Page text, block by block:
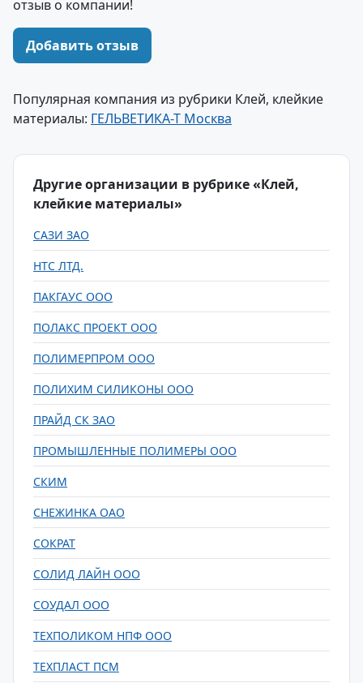
отзыв о компании!
Добавить отзыв
Популярная компания из рубрики Клей, клейкие
материалы: ГЕЛЬВЕТИКА-Т Москва
Другие организации в рубрике «Клей,
клейкие материалы»
САЗИ ЗАО
НТС ЛТД.
ПАКГАУС ООО
ПОЛАКС ПРОЕКТ ООО
ПОЛИМЕРПРОМ ООО
ПОЛИХИМ СИЛИКОНЫ ООО
ПРАЙД СК ЗАО
ПРОМЫШЛЕННЫЕ ПОЛИМЕРЫ ООО
СКИМ
СНЕЖИНКА ОАО
СОКРАТ
СОЛИД ЛАЙН ООО
СОУДАЛ ООО
ТЕХПОЛИКОМ НПФ ООО
ТЕХПЛАСТ ПСМ